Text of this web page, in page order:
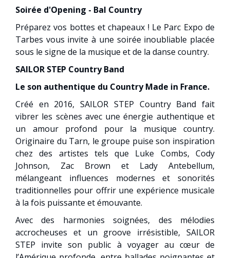
Soirée d'Opening - Bal Country
Préparez vos bottes et chapeaux ! Le Parc Expo de
Tarbes vous invite à une soirée inoubliable placée
sous le signe de la musique et de la danse country.
SAILOR STEP Country Band
Le son authentique du Country Made in France.
Créé en 2016, SAILOR STEP Country Band fait
vibrer les scènes avec une énergie authentique et
un amour profond pour la musique country.
Originaire du Tarn, le groupe puise son inspiration
chez des artistes tels que Luke Combs, Cody
Johnson, Zac Brown et Lady Antebellum,
mélangeant influences modernes et sonorités
traditionnelles pour offrir une expérience musicale
à la fois puissante et émouvante.
Avec des harmonies soignées, des mélodies
accrocheuses et un groove irrésistible, SAILOR
STEP invite son public à voyager au cœur de